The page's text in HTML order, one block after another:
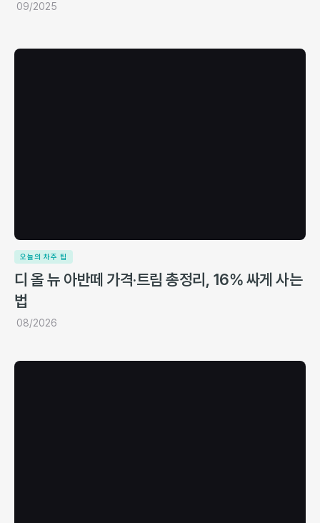
09/2025
오늘의 차주 팁
디 올 뉴 아반떼 가격·트림 총정리, 16% 싸게 사는
법
08/2026